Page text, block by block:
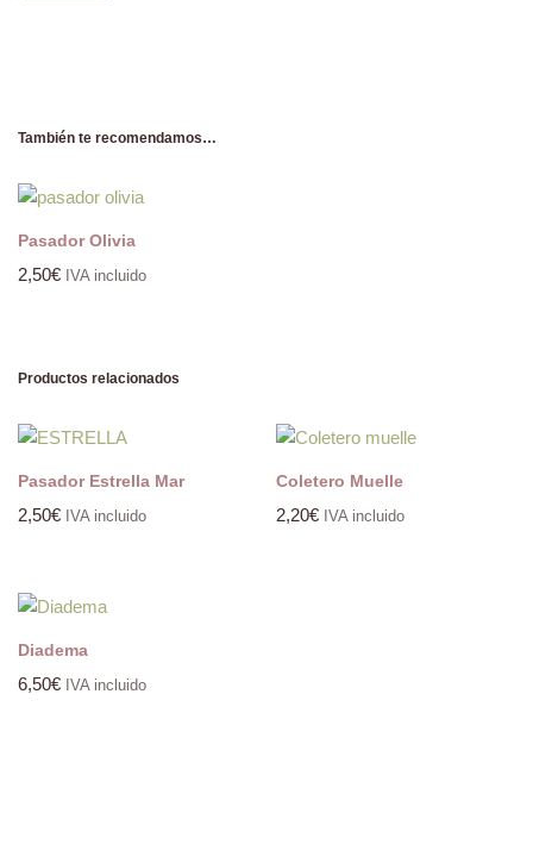
También te recomendamos…
Pasador Olivia
2,50€ IVA incluido
Productos relacionados
Pasador Estrella Mar
2,50€ IVA incluido
Coletero Muelle
2,20€ IVA incluido
Diadema
6,50€ IVA incluido